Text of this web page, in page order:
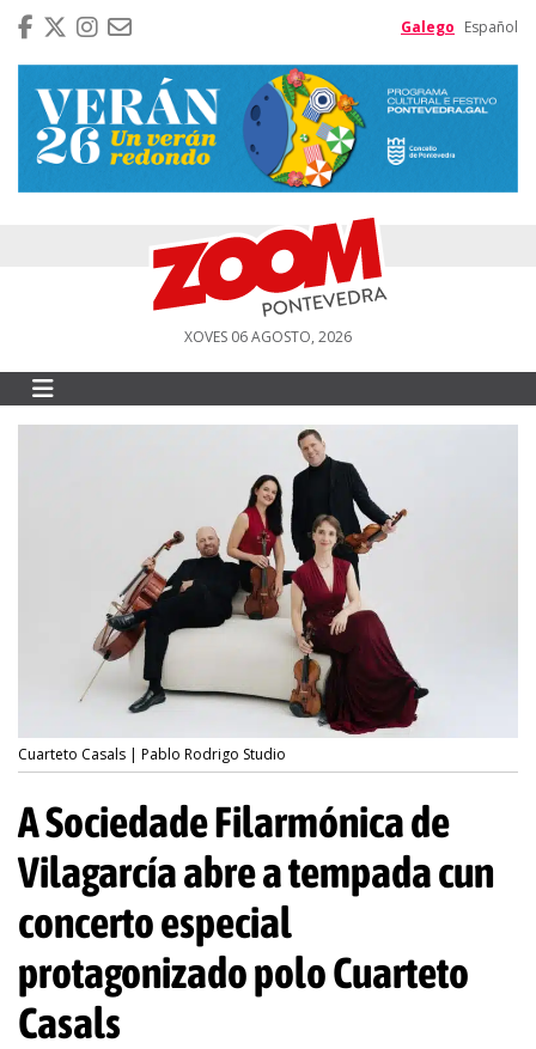
Galego Español
XOVES 06 AGOSTO, 2026
Cuarteto Casals | Pablo Rodrigo Studio
A Sociedade Filarmónica de
Vilagarcía abre a tempada cun
concerto especial
protagonizado polo Cuarteto
Casals